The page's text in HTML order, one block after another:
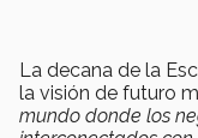
La decana de la
la visión de futuro
mundo donde los